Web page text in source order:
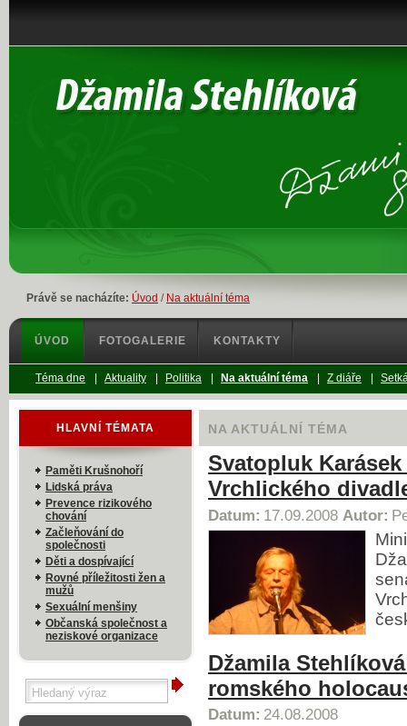
Právě se nacházíte: Úvod / Na aktuální téma
NA AKTUÁLNÍ TÉMA
Svatopluk
Vrchlického
Datum: 17.09.2008 Autor:
Džamila
romského
Datum: 24.08.2008
HLAVNÍ TÉMATA
Paměti Krušnohoří
Lidská práva
Prevence rizikového
chování
Začleňování do
společnosti
Děti a dospívající
Rovné příležitosti žen a
mužů
Sexuální menšiny
Občanská společnost a
neziskové organizace
ÚVOD FOTOGALERIE KONTAKTY
Téma dne Aktuality Politika Na aktuální téma Z diáře